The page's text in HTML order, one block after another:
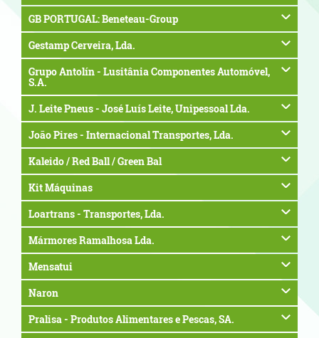
GB PORTUGAL: Beneteau-Group
Gestamp Cerveira, Lda.
Grupo Antolín - Lusitânia Componentes Automóvel,
S.A.
J. Leite Pneus - José Luís Leite, Unipessoal Lda.
João Pires - Internacional Transportes, Lda.
Kaleido / Red Ball / Green Bal
Kit Máquinas
Loartrans - Transportes, Lda.
Mármores Ramalhosa Lda.
Mensatui
Naron
Pralisa - Produtos Alimentares e Pescas, SA.